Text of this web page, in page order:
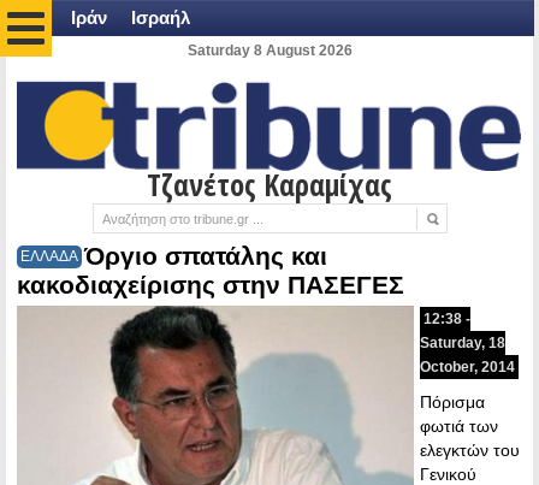
Ιράν Ισραήλ
Saturday 8 August 2026
Τζανέτος Καραμίχας
ΕΛΛΑΔΑ Όργιο σπατάλης και
κακοδιαχείρισης στην ΠΑΣΕΓΕΣ
12:38 -
Saturday, 18
October, 2014
Πόρισμα
φωτιά των
ελεγκτών του
Γενικού